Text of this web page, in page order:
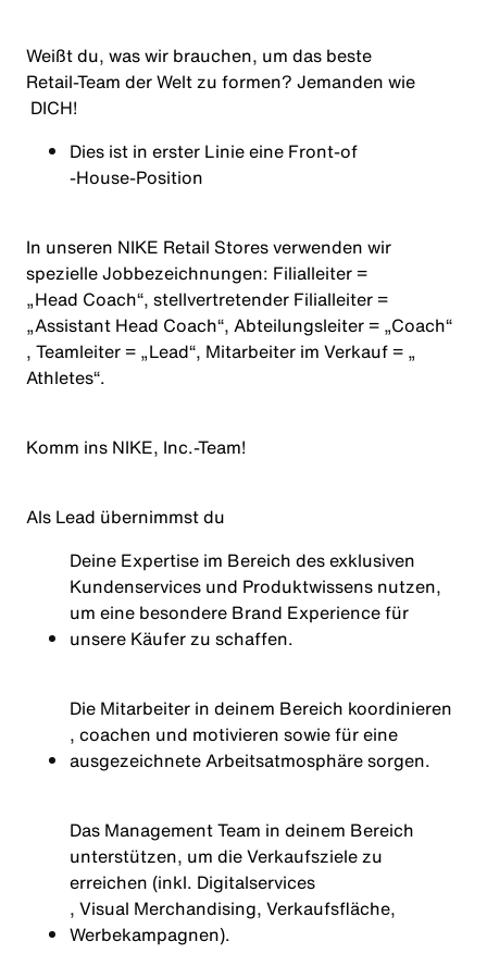
Weißt du, was wir brauchen, um das beste
Retail‑Team der Welt zu formen? Jemanden wie
DICH!
Dies ist in erster Linie eine Front‑of
‑House‑Position
In unseren NIKE Retail Stores verwenden wir
spezielle Jobbezeichnungen: Filialleiter =
„Head Coach“, stellvertretender Filialleiter =
„Assistant Head Coach“, Abteilungsleiter = „Coach“
, Teamleiter = „Lead“, Mitarbeiter im Verkauf = „
Athletes“.
Komm ins NIKE, Inc.‑Team!
Als Lead übernimmst du
Deine Expertise im Bereich desexklusiven
Kundenservices und Produktwissens nutzen,
um eine besondere Brand Experiencefür
unsere Käuferzu schaffen.
Die Mitarbeiter in deinem Bereich koordinieren
, coachen und motivieren sowiefüreine
ausgezeichneteArbeitsatmosphäresorgen.
Das Management Team in deinem Bereich
unterstützen, um dieVerkaufszielezu
erreichen (inkl. Digitalservices
, Visual Merchandising, Verkaufsfläche,
Werbekampagnen).